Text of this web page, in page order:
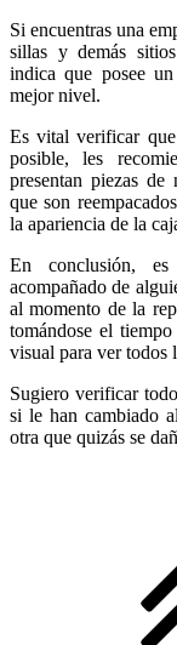
Si encuentras una
sillas y demás
indica que posee
mejor nivel.
Es vital verificar
posible, les
presentan piezas de
que son
la apariencia de la
En conclusión,
acompañado de
al momento de la
tomándose el
visual para ver todos
Sugiero verificar
si le han cambiado
otra que quizás se